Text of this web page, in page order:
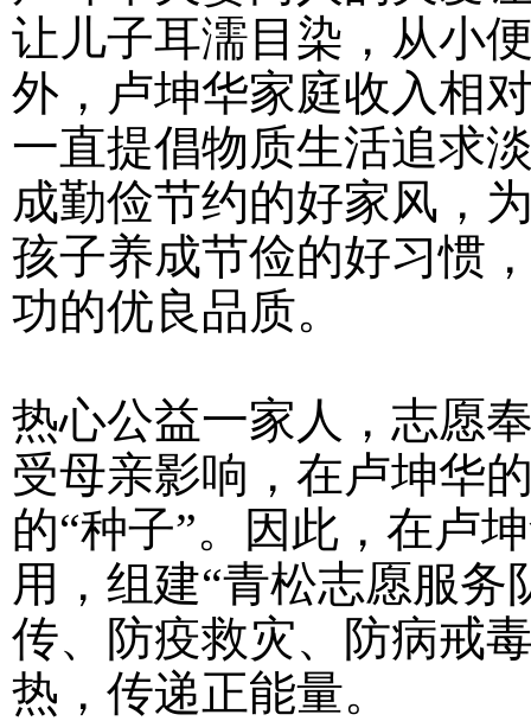
让儿子耳濡目染，从小
外，卢坤华家庭收入相
一直提倡物质生活追求
成勤俭节约的好家风，
孩子养成节俭的好习惯
功的优良品质。
热心公益一家人，志愿
受母亲影响，在卢坤华
的“种子”。因此，在卢
用，组建“青松志愿服
传、防疫救灾、防病戒
热，传递正能量。